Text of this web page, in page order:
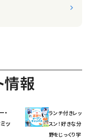
情報
・
ッ
ランチ付きレッ
スン！好きな分
野をじっくり学